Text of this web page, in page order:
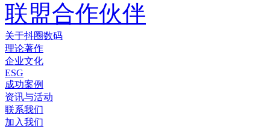
联盟合作伙伴
关于抖圈数码
理论著作
企业文化
ESG
成功案例
资讯与活动
联系我们
加入我们